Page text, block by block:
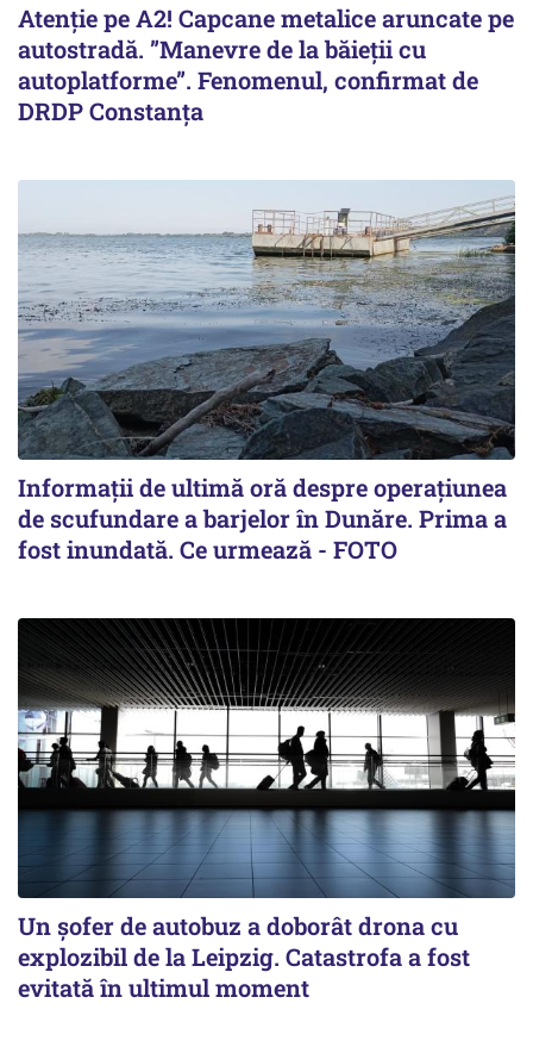
Atenție pe A2! Capcane metalice aruncate pe
autostradă. ”Manevre de la băieții cu
autoplatforme”. Fenomenul, confirmat de
DRDP Constanța
Informații de ultimă oră despre operațiunea
de scufundare a barjelor în Dunăre. Prima a
fost inundată. Ce urmează - FOTO
Un șofer de autobuz a doborât drona cu
explozibil de la Leipzig. Catastrofa a fost
evitată în ultimul moment